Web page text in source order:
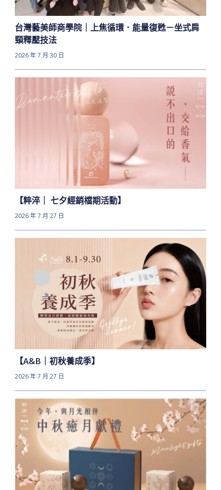
台灣藝美師商學院｜上焦循環．能量復甦－坐式肩
頸釋壓技法
2026 年 7 月 30 日
【粹淬｜ 七夕經銷檔期活動】
2026 年 7 月 27 日
【A&B｜初秋養成季】
2026 年 7 月 27 日